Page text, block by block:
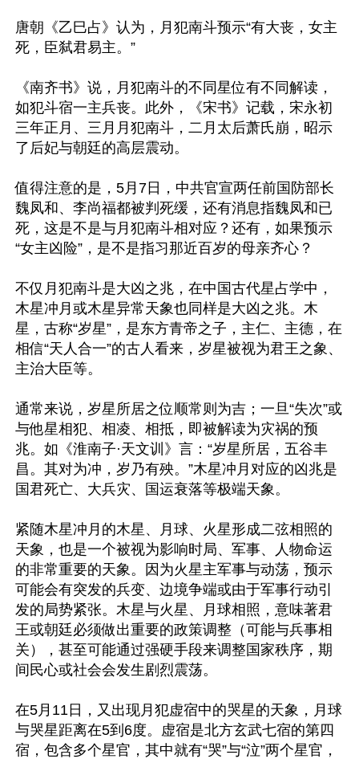
唐朝《乙巳占》认为，月犯南斗预示“有大丧，女主
死，臣弑君易主。”
《南齐书》说，月犯南斗的不同星位有不同解读，
如犯斗宿一主兵丧。此外，《宋书》记载，宋永初
三年正月、三月月犯南斗，二月太后萧氏崩，昭示
了后妃与朝廷的高层震动。
值得注意的是，5月7日，中共官宣两任前国防部长
魏凤和、李尚福都被判死缓，还有消息指魏凤和已
死，这是不是与月犯南斗相对应？还有，如果预示
“女主凶险”，是不是指习那近百岁的母亲齐心？
不仅月犯南斗是大凶之兆，在中国古代星占学中，
木星冲月或木星异常天象也同样是大凶之兆。木
星，古称“岁星”，是东方青帝之子，主仁、主德，在
相信“天人合一”的古人看来，岁星被视为君王之象、
主治大臣等。
通常来说，岁星所居之位顺常则为吉；一旦“失次”或
与他星相犯、相凌、相抵，即被解读为灾祸的预
兆。如《淮南子·天文训》言：“岁星所居，五谷丰
昌。其对为冲，岁乃有殃。”木星冲月对应的凶兆是
国君死亡、大兵灾、国运衰落等极端天象。
紧随木星冲月的木星、月球、火星形成二弦相照的
天象，也是一个被视为影响时局、军事、人物命运
的非常重要的天象。因为火星主军事与动荡，预示
可能会有突发的兵变、边境争端或由于军事行动引
发的局势紧张。木星与火星、月球相照，意味著君
王或朝廷必须做出重要的政策调整（可能与兵事相
关），甚至可能通过强硬手段来调整国家秩序，期
间民心或社会会发生剧烈震荡。
在5月11日，又出现月犯虚宿中的哭星的天象，月球
与哭星距离在5到6度。虚宿‌是北方玄武七宿的第四
宿，包含多个星官，其中就有“哭”‌与‌“泣”‌两个星官，